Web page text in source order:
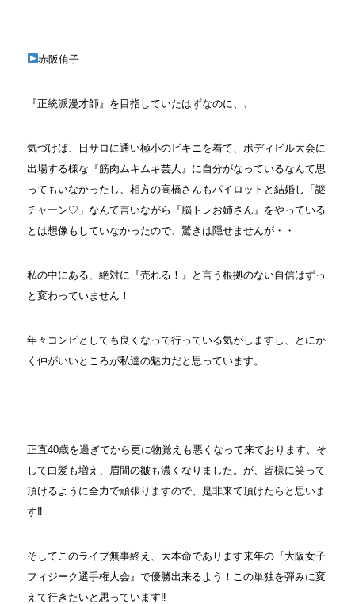
赤阪侑子
『正統派漫才師』を目指していたはずなのに、、
気づけば、日サロに通い極小のビキニを着て、ボディビル大会に
出場する様な『筋肉ムキムキ芸人』に自分がなっているなんて思
ってもいなかったし、相方の高橋さんもパイロットと結婚し「謎
チャーン♡」なんて言いながら『脳トレお姉さん』をやっている
とは想像もしていなかったので、驚きは隠せませんが・・
私の中にある、絶対に『売れる！』と言う根拠のない自信はずっ
と変わっていません！
年々コンビとしても良くなって行っている気がしますし、とにか
く仲がいいところが私達の魅力だと思っています。
正直40歳を過ぎてから更に物覚えも悪くなって来ております、そ
して白髪も増え、眉間の皺も濃くなりました。が、皆様に笑って
頂けるように全力で頑張りますので、是非来て頂けたらと思いま
す‼︎
そしてこのライブ無事終え、大本命であります来年の『大阪女子
フィジーク選手権大会』で優勝出来るよう！この単独を弾みに変
えて行きたいと思っています‼︎